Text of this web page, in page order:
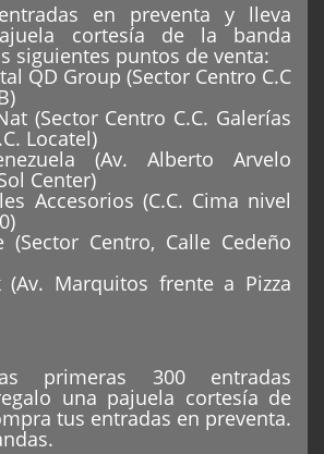
en preventa y lleva
cortesía de la banda
siguientes puntos de venta:
QD Group (Sector Centro C.C
(Sector Centro C.C. Galerías
Locatel)
(Av. Alberto Arvelo
Center)
Accesorios (C.C. Cima nivel
(Sector Centro, Calle Cedeño
(Av. Marquitos frente a Pizza
primeras 300 entradas
una pajuela cortesía de
tus entradas en preventa.